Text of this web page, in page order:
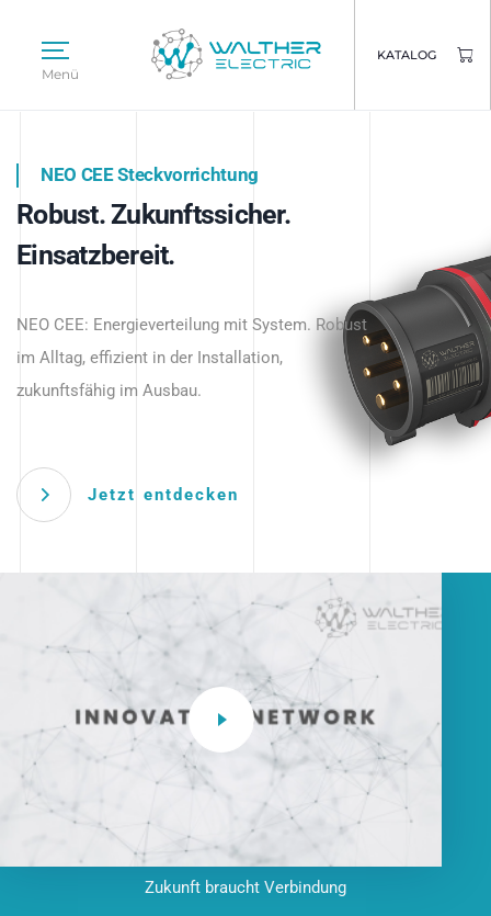
Menü
KATALOG
Intelligente Stromverteilung
beginnt hier.
NEO CEE Steckvorrichtung
Robust. Zukunftssicher.
Einsatzbereit.
NEO CEE: Energieverteilung mit System. Robust
im Alltag, effizient in der Installation,
zukunftsfähig im Ausbau.
Jetzt entdecken
Intelligenz trifft Energie.
Anwendungen – robust, IP-geschützt und
zukunftsfähig.
Zukunft braucht Verbindung